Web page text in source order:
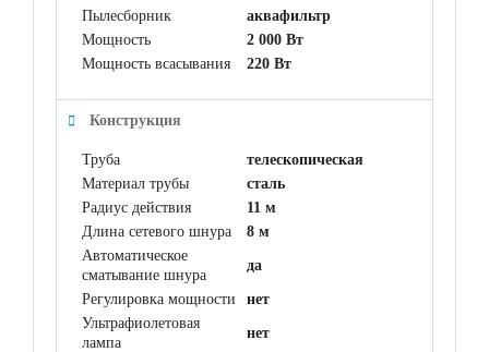
Пылесборник
аквафильтр
Мощность
2 000 Вт
Мощность всасывания
220 Вт
Конструкция
Труба
телескопическая
Материал трубы
сталь
Радиус действия
11 м
Длина сетевого шнура
8 м
Автоматическое
сматывание шнура
да
Регулировка мощности
нет
Ультрафиолетовая
лампа
нет